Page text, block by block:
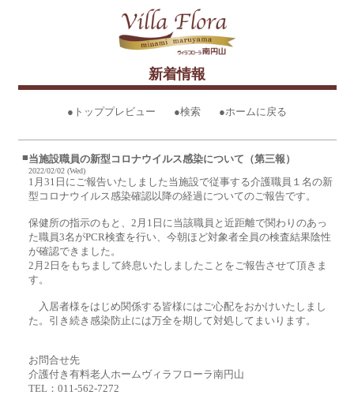
新着情報
●トッププレビュー ●検索 ●ホームに戻る
■当施設職員の新型コロナウイルス感染について（第三報）
2022/02/02 (Wed)
1月31日にご報告いたしました当施設で従事する介護職員１名の新
型コロナウイルス感染確認以降の経過についてのご報告です。
保健所の指示のもと、2月1日に当該職員と近距離で関わりのあっ
た職員3名がPCR検査を行い、今朝ほど対象者全員の検査結果陰性
が確認できました。
2月2日をもちまして終息いたしましたことをご報告させて頂きま
す。
入居者様をはじめ関係する皆様にはご心配をおかけいたしまし
た。引き続き感染防止には万全を期して対処してまいります。
お問合せ先
介護付き有料老人ホームヴィラフローラ南円山
TEL：011-562-7272